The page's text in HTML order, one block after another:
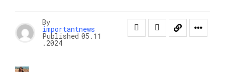
By
importantnews
Published 05.11
.2024